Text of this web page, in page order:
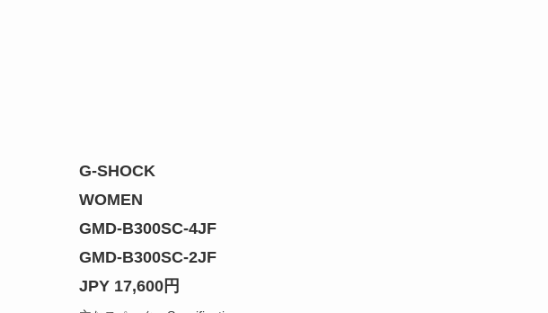
G-SHOCK
WOMEN
GMD-B300SC-4JF
GMD-B300SC-2JF
JPY 17,600円